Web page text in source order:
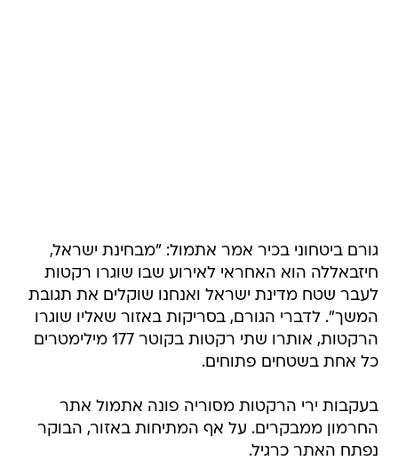
גורם ביטחוני בכיר אמר אתמול: "מבחינת ישראל,
חיזבאללה הוא האחראי לאירוע שבו שוגרו רקטות
לעבר שטח מדינת ישראל ואנחנו שוקלים את תגובת
המשך". לדברי הגורם, בסריקות באזור שאליו שוגרו
הרקטות, אותרו שתי רקטות בקוטר 177 מילימטרים
כל אחת בשטחים פתוחים.
בעקבות ירי הרקטות מסוריה פונה אתמול אתר
החרמון ממבקרים. על אף המתיחות באזור, הבוקר
נפתח האתר כרגיל.